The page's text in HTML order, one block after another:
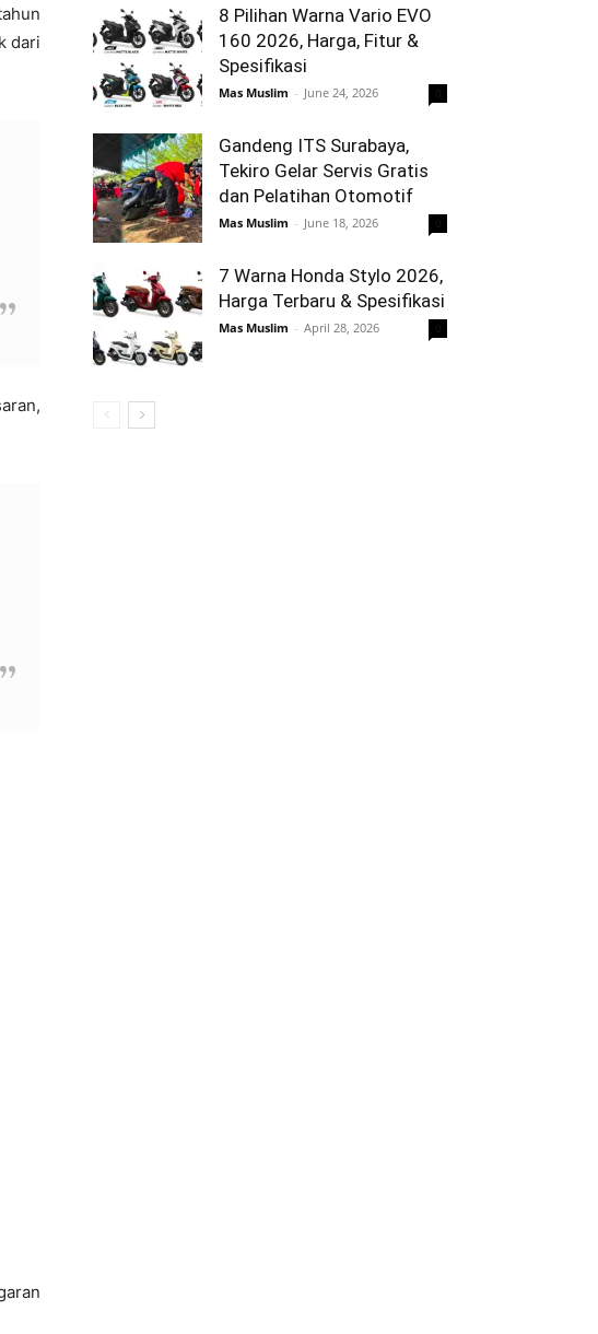
dari
8 Pilihan Warna Vario EVO
160 2026, Harga, Fitur &
Spesifikasi
Mas Muslim - June 24, 2026
Gandeng ITS Surabaya,
Tekiro Gelar Servis Gratis
dan Pelatihan Otomotif
Mas Muslim - June 18, 2026
7 Warna Honda Stylo 2026,
Harga Terbaru & Spesifikasi
Mas Muslim - April 28, 2026